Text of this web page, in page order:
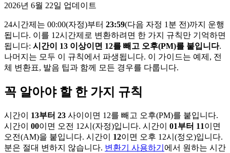
2026년 6월 22일 업데이트
24시간제는 00:00(자정)부터 23:59(다음 자정 1분 전)까지 운행
됩니다. 이를 12시간제로 변환하려면 한 가지 규칙만 기억하면
됩니다: 시간이 13 이상이면 12를 빼고 오후(PM)를 붙입니다.
나머지는 모두 이 규칙에서 파생됩니다. 이 가이드는 예제, 전
체 변환표, 발음 팁과 함께 모든 경우를 다룹니다.
꼭 알아야 할 한 가지 규칙
시간이 13부터 23 사이이면 12를 빼고 오후(PM)를 붙입니다.
시간이 00이면 오전 12시(자정)입니다. 시간이 01부터 11이면
오전(AM)을 붙입니다. 시간이 12이면 오후 12시(정오)입니다.
분은 절대 변하지 않습니다. 변환기 사용하기 에서 원하는 시간